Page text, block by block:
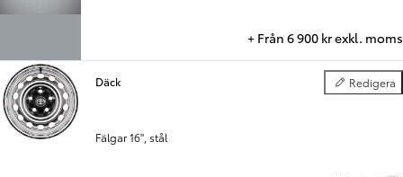
+ Från 6 900 kr exkl. moms
Däck Redigera
Däck
Fälgar 16", stål